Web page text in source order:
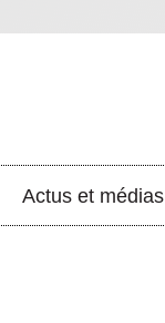
Actus et médias